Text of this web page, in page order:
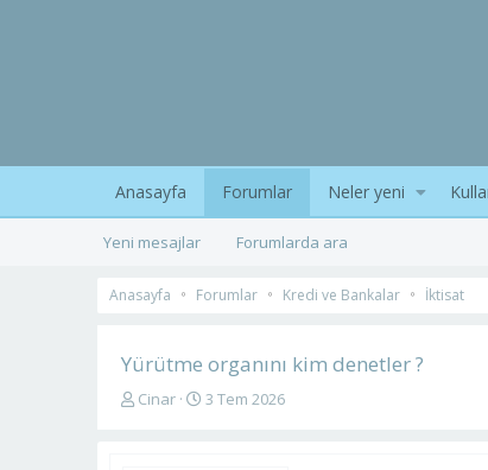
Anasayfa Forumlar Neler yeni
Yeni mesajlar Forumlarda ara
Anasayfa Forumlar Kredi ve Bankalar İktisat
Yürütme organını kim denetler ?
K
Cinar
B
3 Tem 2026